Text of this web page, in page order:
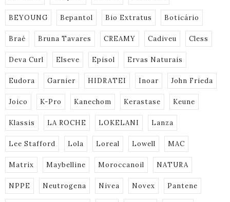
BEYOUNG Bepantol Bio Extratus Boticário
Braé Bruna Tavares CREAMY Cadiveu Cless
Deva Curl Elseve Episol Ervas Naturais
Eudora Garnier HIDRATEI Inoar John Frieda
Joico K-Pro Kanechom Kerastase Keune
Klassis LA ROCHE LOKELANI Lanza
Lee Stafford Lola Loreal Lowell MAC
Matrix Maybelline Moroccanoil NATURA
NPPE Neutrogena Nivea Novex Pantene